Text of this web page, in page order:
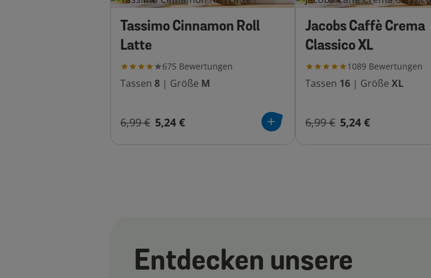
Tassimo Cinnamon Roll
Latte
675 Bewertungen
Tassen 8 | Größe M
6,99 € 5,24 €
Jacobs Caffè Crema
Classico XL
1089 Bewertungen
Tassen 16 | Größe XL
6,99 € 5,24 €
Entdecken unsere